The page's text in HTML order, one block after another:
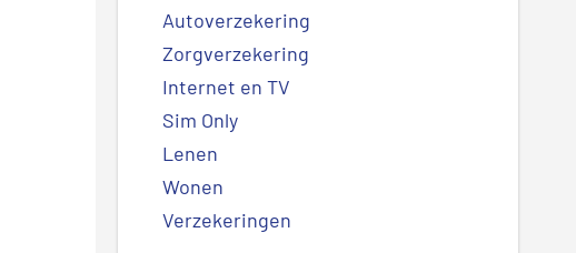
Autoverzekering
Zorgverzekering
Internet en TV
Sim Only
Lenen
Wonen
Verzekeringen